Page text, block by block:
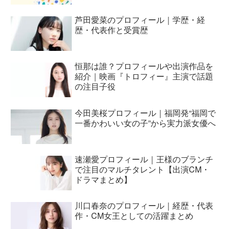
芦田愛菜のプロフィール｜学歴・経
歴・代表作と受賞歴
恒那は誰？プロフィールや出演作品を
紹介｜映画『トロフィー』主演で話題
の注目子役
今田美桜プロフィール｜福岡発“福岡で
一番かわいい女の子”から実力派女優へ
速瀬愛プロフィール｜王様のブランチ
で注目のマルチタレント【出演CM・
ドラマまとめ】
川口春奈のプロフィール｜経歴・代表
作・CM女王としての活躍まとめ